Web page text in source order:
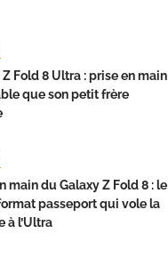
Z Fold 8 Ultra : prise en main
que son petit frère
main du Galaxy Z Fold 8 : le
passeport qui vole la
à l’Ultra